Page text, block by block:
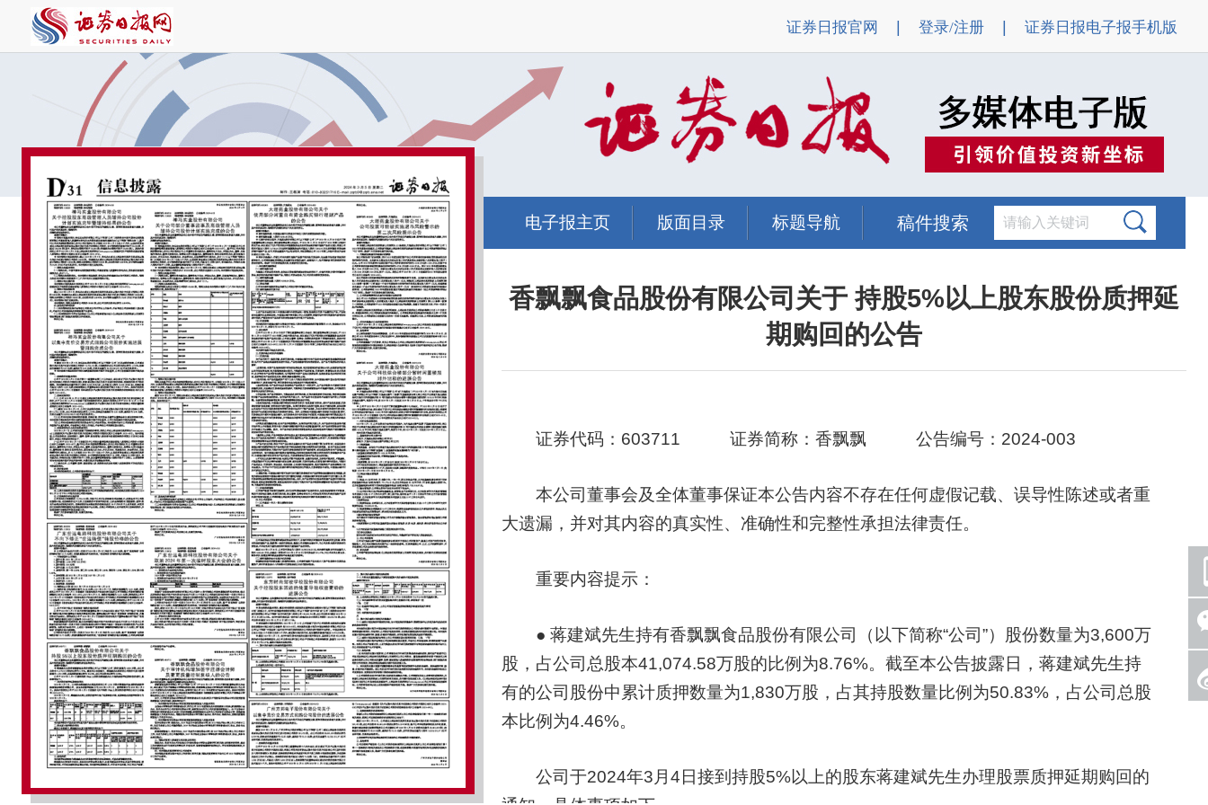
证券日报官网 登录/注册 证券日报电子报手机版
电子报主页 版面目录 标题导航 稿件搜索
香飘飘食品股份有限公司关于 持股5%以上股东股份质押延
期购回的公告
证券代码：603711 证券简称：香飘飘 公告编号：2024-003
本公司董事会及全体董事保证本公告内容不存在任何虚假记载、误导性陈述或者重
大遗漏，并对其内容的真实性、准确性和完整性承担法律责任。
重要内容提示：
● 蒋建斌先生持有香飘飘食品股份有限公司（以下简称“公司”）股份数量为3,600万
股，占公司总股本41,074.58万股的比例为8.76%。截至本公告披露日，蒋建斌先生持
有的公司股份中累计质押数量为1,830万股，占其持股数量比例为50.83%，占公司总股
本比例为4.46%。
公司于2024年3月4日接到持股5%以上的股东蒋建斌先生办理股票质押延期购回的